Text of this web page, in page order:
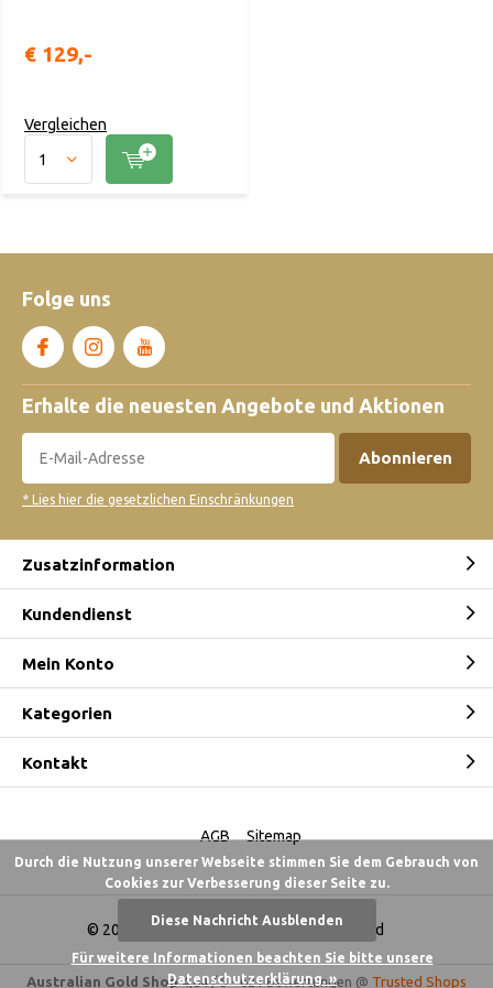
€ 129,-
Vergleichen
Folge uns
Erhalte die neuesten Angebote und Aktionen
Abonnieren
* Lies hier die gesetzlichen Einschränkungen
Zusatzinformation
Kundendienst
Mein Konto
Kategorien
Kontakt
© 2026 - Australian Gold Shop Deutschland
AGB Sitemap
Australian Gold Shop 4,84/5-621Bewertungen @ Trusted Shops
Durch die Nutzung unserer Webseite stimmen Sie dem Gebrauch von
Cookies zur Verbesserung dieser Seite zu.
Diese Nachricht Ausblenden
Für weitere Informationen beachten Sie bitte unsere
Datenschutzerklärung. »